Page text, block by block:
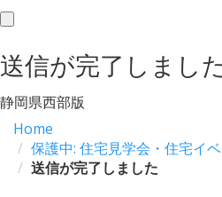
toggle
送信が完了しまし
静岡県西部版
Home
保護中: 住宅見学会・住宅イ
送信が完了しました